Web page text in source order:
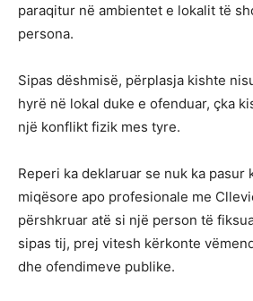
paraqitur në ambientet e lokalit të
persona.
Sipas dëshmisë, përplasja kishte
hyrë në lokal duke e ofenduar, çka
një konflikt fizik mes tyre.
Reperi ka deklaruar se nuk ka pasur
miqësore apo profesionale me
përshkruar atë si një person të
sipas tij, prej vitesh kërkonte
dhe ofendimeve publike.